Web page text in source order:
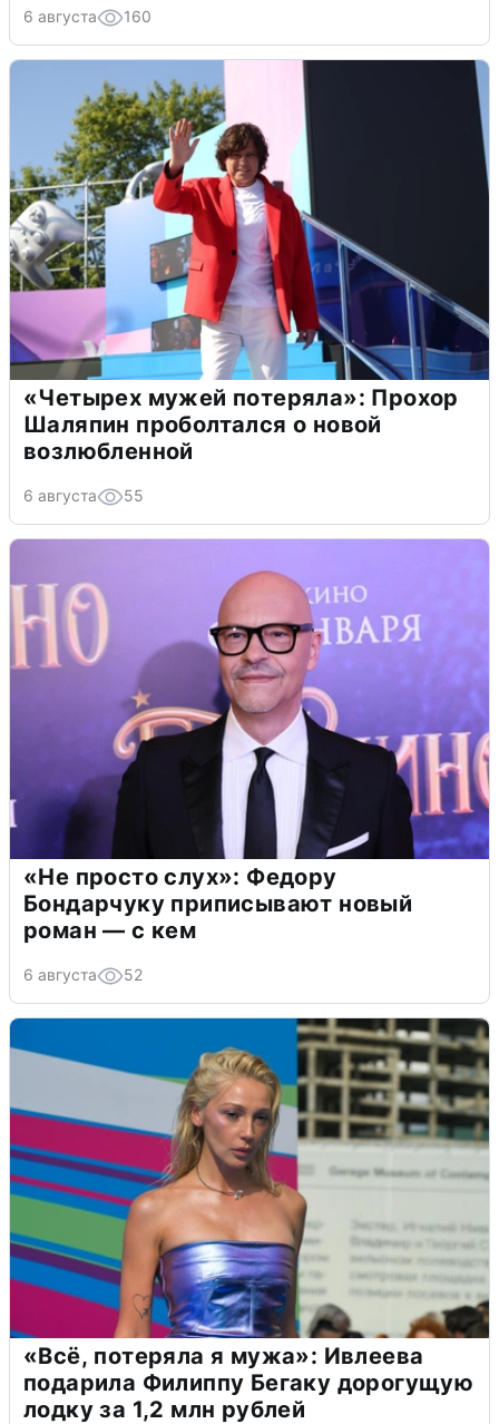
6 августа 160
«Четырех мужей потеряла»: Прохор
Шаляпин проболтался о новой
возлюбленной
6 августа 55
«Не просто слух»: Федору
Бондарчуку приписывают новый
роман — с кем
6 августа 52
«Всё, потеряла я мужа»: Ивлеева
подарила Филиппу Бегаку дорогущую
лодку за 1,2 млн рублей